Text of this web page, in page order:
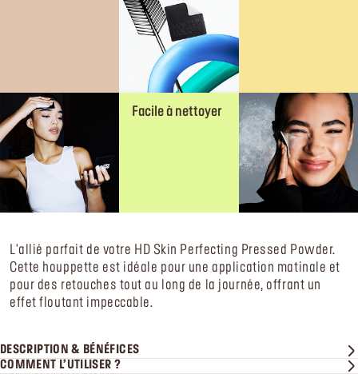
Facile à nettoyer
L'allié parfait de votre HD Skin Perfecting Pressed Powder.
Cette houppette est idéale pour une application matinale et
pour des retouches tout au long de la journée, offrant un
effet floutant impeccable.
DESCRIPTION & BÉNÉFICES
COMMENT L’UTILISER ?